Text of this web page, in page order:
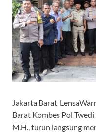
Jakarta Barat,
Barat Kombes Pol Twedi
M.H., turun langsung